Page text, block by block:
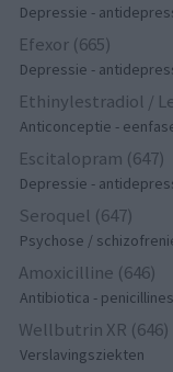
Depressie -
Efexor (665)
Depressie -
Ethinylestradiol /
Anticonceptie -
Escitalopram (647)
Depressie -
Seroquel (647)
Psychose /
Amoxicilline (646)
Antibiotica -
Wellbutrin XR (646)
Verslavingsziekten